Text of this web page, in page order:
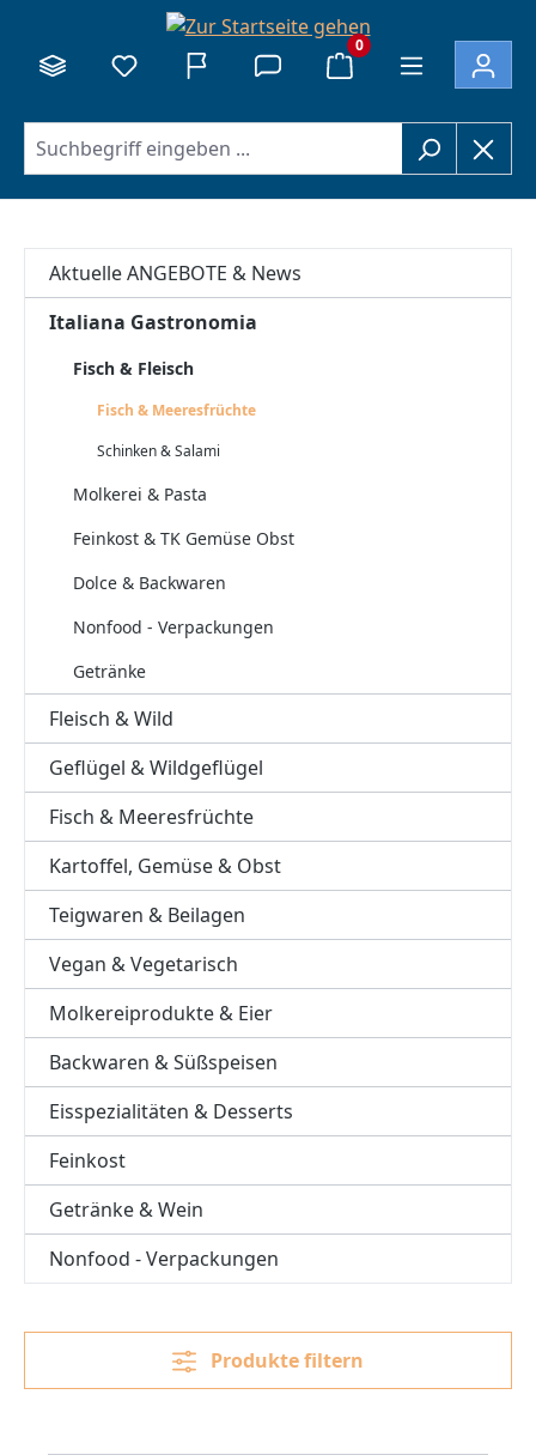
0
Aktuelle ANGEBOTE & News
Italiana Gastronomia
Fisch & Fleisch
Fisch & Meeresfrüchte
Schinken & Salami
Molkerei & Pasta
Feinkost & TK Gemüse Obst
Dolce & Backwaren
Nonfood - Verpackungen
Getränke
Fleisch & Wild
Geflügel & Wildgeflügel
Fisch & Meeresfrüchte
Kartoffel, Gemüse & Obst
Teigwaren & Beilagen
Vegan & Vegetarisch
Molkereiprodukte & Eier
Backwaren & Süßspeisen
Eisspezialitäten & Desserts
Feinkost
Getränke & Wein
Nonfood - Verpackungen
Produkte filtern